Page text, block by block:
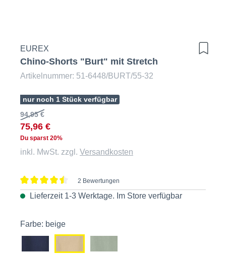
EUREX
Chino-Shorts "Burt" mit Stretch
Artikelnummer: 51-6448/BURT/55-32
nur noch 1 Stück verfügbar
94,95 €
75,96 €
Du sparst 20%
inkl. MwSt. zzgl. Versandkosten
Durchschnittliche Bewertung von 4.5 von 5 Sternen
2 Bewertungen
Lieferzeit 1-3 Werktage. Im Store verfügbar
Farbe: beige